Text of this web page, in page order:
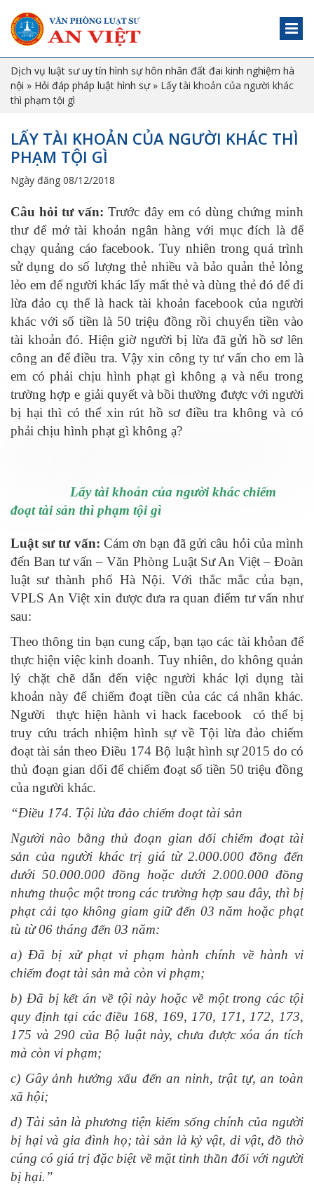
Dịch vụ luật sư uy tín hình sự hôn nhân đất đai kinh nghiệm hà
nội » Hỏi đáp pháp luật hình sự» Lấy tài khoản của người khác
thì phạm tội gì
LẤY TÀI KHOẢN CỦA NGƯỜI KHÁC THÌ
PHẠM TỘI GÌ
Ngày đăng 08/12/2018
Câu hỏi tư vấn: Trước đây em có dùng chứng minh
thư để mở tài khoản ngân hàng với mục đích là để
chạy quảng cáo facebook. Tuy nhiên trong quá trình
sử dụng do số lượng thẻ nhiều và bảo quản thẻ lỏng
lẻo em để người khác lấy mất thẻ và dùng thẻ đó để đi
lừa đảo cụ thể là hack tài khoản facebook của người
khác với số tiền là 50 triệu đồng rồi chuyển tiền vào
tài khoản đó. Hiện giờ người bị lừa đã gửi hồ sơ lên
công an để điều tra. Vậy xin công ty tư vấn cho em là
em có phải chịu hình phạt gì không ạ và nếu trong
trường hợp e giải quyết và bồi thường được với người
bị hại thì có thể xin rút hồ sơ điều tra không và có
phải chịu hình phạt gì không ạ?
Lấy tài khoản của người khác chiếm
đoạt tài sản thì phạm tội gì
Luật sư tư vấn: Cám ơn bạn đã gửi câu hỏi của mình
đến Ban tư vấn – Văn Phòng Luật Sư An Việt – Đoàn
luật sư thành phố Hà Nội. Với thắc mắc của bạn,
VPLS An Việt xin được đưa ra quan điểm tư vấn như
sau:
Theo thông tin bạn cung cấp, bạn tạo các tài khỏan để
thực hiện việc kinh doanh. Tuy nhiên, do không quản
lý chặt chẽ dẫn đến việc người khác lợi dụng tài
khoản này để chiếm đoạt tiền của các cá nhân khác.
Người thực hiện hành vi hack facebook có thể bị
truy cứu trách nhiệm hình sự về Tội lừa đảo chiếm
đoạt tài sản theo Điều 174 Bộ luật hình sự 2015 do có
thủ đoạn gian dối để chiếm đoạt số tiền 50 triệu đồng
của người khác.
“Điều 174. Tội lừa đảo chiếm đoạt tài sản
Người nào bằng thủ đoạn gian dối chiếm đoạt tài
sản của người khác trị giá từ 2.000.000 đồng đến
dưới 50.000.000 đồng hoặc dưới 2.000.000 đồng
nhưng thuộc một trong các trường hợp sau đây, thì bị
phạt cải tạo không giam giữ đến 03 năm hoặc phạt
tù từ 06 tháng đến 03 năm:
a) Đã bị xử phạt vi phạm hành chính về hành vi
chiếm đoạt tài sản mà còn vi phạm;
b) Đã bị kết án về tội này hoặc về một trong các tội
quy định tại các điều 168, 169, 170, 171, 172, 173,
175 và 290 của Bộ luật này, chưa được xóa án tích
mà còn vi phạm;
c) Gây ảnh hưởng xấu đến an ninh, trật tự, an toàn
xã hội;
d) Tài sản là phương tiện kiếm sống chính của người
bị hại và gia đình họ; tài sản là kỷ vật, di vật, đồ thờ
cúng có giá trị đặc biệt về mặt tinh thần đối với người
bị hại.”